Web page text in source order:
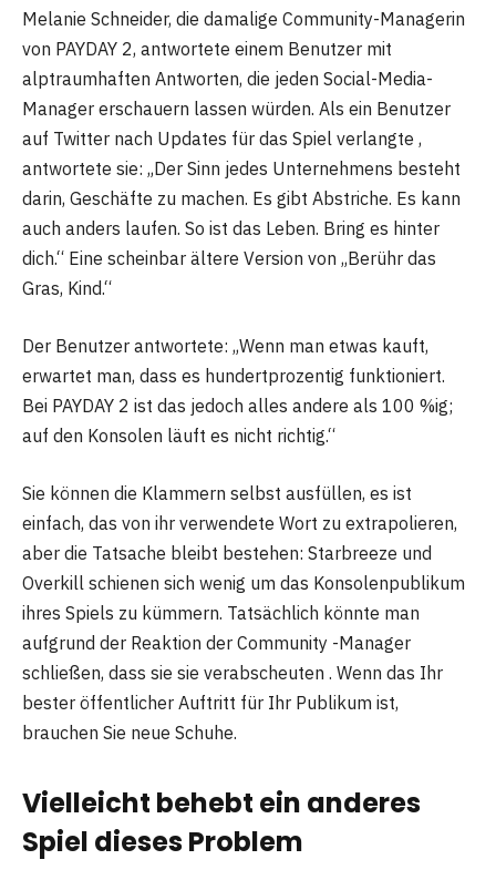
Melanie Schneider, die damalige Community-Managerin
von PAYDAY 2, antwortete einem Benutzer mit
alptraumhaften Antworten, die jeden Social-Media-
Manager erschauern lassen würden. Als ein Benutzer
auf Twitter nach Updates für das Spiel verlangte ,
antwortete sie: „Der Sinn jedes Unternehmens besteht
darin, Geschäfte zu machen. Es gibt Abstriche. Es kann
auch anders laufen. So ist das Leben. Bring es hinter
dich.“ Eine scheinbar ältere Version von „Berühr das
Gras, Kind.“
Der Benutzer antwortete: „Wenn man etwas kauft,
erwartet man, dass es hundertprozentig funktioniert.
Bei PAYDAY 2 ist das jedoch alles andere als 100 %ig;
auf den Konsolen läuft es nicht richtig.“
Sie können die Klammern selbst ausfüllen, es ist
einfach, das von ihr verwendete Wort zu extrapolieren,
aber die Tatsache bleibt bestehen: Starbreeze und
Overkill schienen sich wenig um das Konsolenpublikum
ihres Spiels zu kümmern. Tatsächlich könnte man
aufgrund der Reaktion der Community -Manager
schließen, dass sie sie verabscheuten . Wenn das Ihr
bester öffentlicher Auftritt für Ihr Publikum ist,
brauchen Sie neue Schuhe.
Vielleicht behebt ein anderes
Spiel dieses Problem